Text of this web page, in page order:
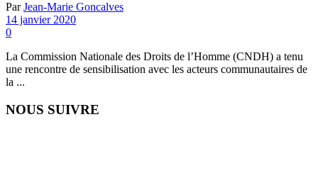
Par Jean-Marie Goncalves
14 janvier 2020
0
La Commission Nationale des Droits de l’Homme (CNDH) a tenu
une rencontre de sensibilisation avec les acteurs communautaires de
la ...
NOUS SUIVRE